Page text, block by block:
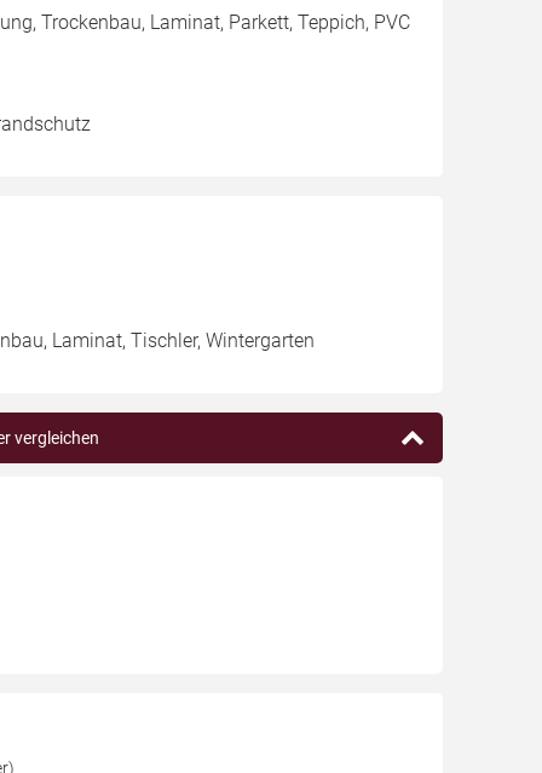
Trockenbau, Laminat, Parkett, Teppich, PVC
Laminat, Tischler, Wintergarten
vergleichen